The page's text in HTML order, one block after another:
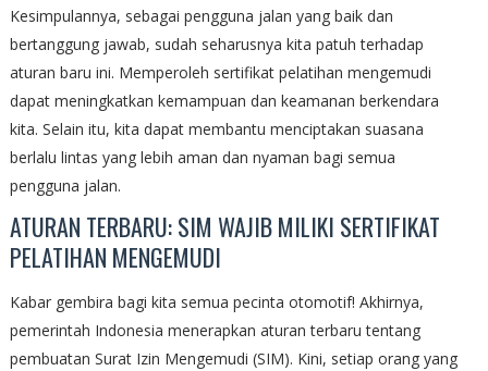
Kesimpulannya, sebagai pengguna jalan yang baik dan
bertanggung jawab, sudah seharusnya kita patuh terhadap
aturan baru ini. Memperoleh sertifikat pelatihan mengemudi
dapat meningkatkan kemampuan dan keamanan berkendara
kita. Selain itu, kita dapat membantu menciptakan suasana
berlalu lintas yang lebih aman dan nyaman bagi semua
pengguna jalan.
ATURAN TERBARU: SIM WAJIB MILIKI SERTIFIKAT
PELATIHAN MENGEMUDI
Kabar gembira bagi kita semua pecinta otomotif! Akhirnya,
pemerintah Indonesia menerapkan aturan terbaru tentang
pembuatan Surat Izin Mengemudi (SIM). Kini, setiap orang yang